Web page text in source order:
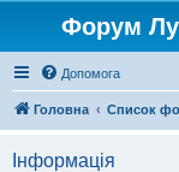
Форум
Допомога
Головна Список
Інформація